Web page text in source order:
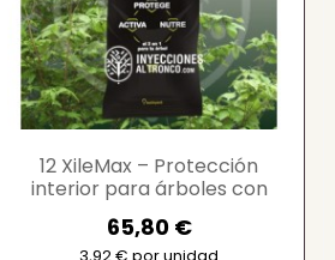
12 XileMax – Protección
interior para árboles con
sistema Ynject
65,80 €